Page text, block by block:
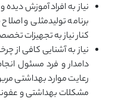
نیاز به افراد آموزش
برنامه تولیدمثلی و
کنار نیاز به تجهیزات
نیاز به آشنایی کافی از
دامدار و فرد مسئول
رعایت موارد بهداشتی
مشکلات بهداشتی و